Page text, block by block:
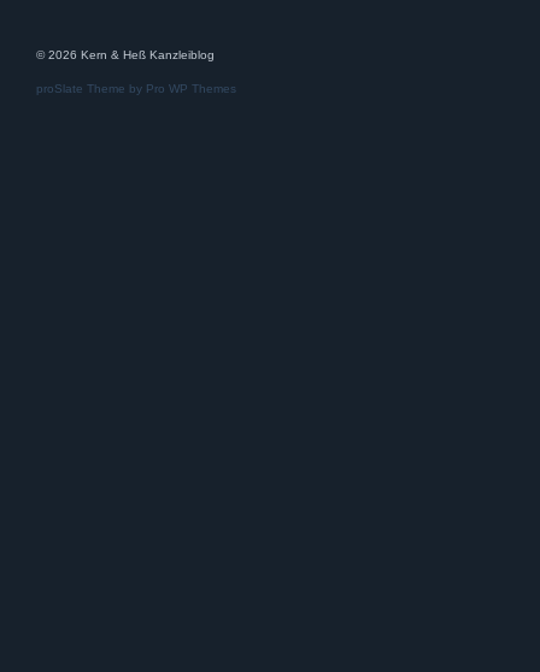
© 2026 Kern & Heß Kanzleiblog
proSlate Theme by Pro WP Themes